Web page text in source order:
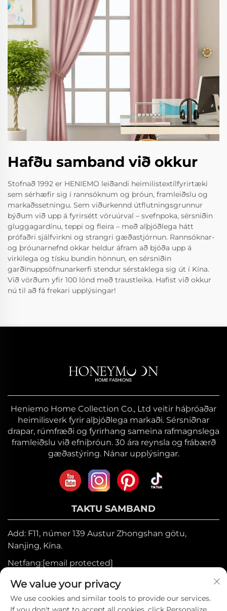
Hafðu samband við okkur
Stofnað 1992 er HENIEMO leiðandi heimilistextílfyrirtæki
sem sérhæfir sig í rannsóknum og þróun, framleiðslu og
markaðssetningu. Sem viðurkennd útflutningsgrunnur
býðum við upp á fyrirsétt vöruúrval – svefnpoka, sérsniðin
gluggagardínu, teppi og fleira – með alþjóðlega hátt
prófaðri sjálfvirkni og strangri gæðastjórnun. Rannsóknar-
og þróunarnefnd okkar heldur áfram að bjóða upp á
virkilega og tísku bundin hönnun, en sérsniðin
garðínuppsöfnunarkerfi stendur sérstaklega sig út í Kína.
Við vörðum yfir 100 lönd með traustleika. Hafist við okkur
nú til að fá frekari upplýsingar!
Heniemo Home Collection Co., Ltd veitir háþróaðar
heimilisverk fyrir alþjóðlega markaði. Sérsniðnar
drapar, rúmfræði og fyrirhang sameina rafmagnslega
framleiðslu við efniþróun. 30 ára reynsla og frábærð
gæðastýring. Nánar upplýsingar.
TAKTU SAMBAND
Add: F11, númer 139 Austur Zhongshan götu,
Nanjing, Kína.
Netfang:[email protected]
Farsími:+86-17327710449
Sími:+86-025-84573776
We value your privacy
We use cookies and similar tools to provide our services.